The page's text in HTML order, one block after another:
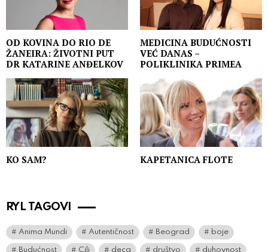
OD KOVINA DO RIO DE
ŽANEIRA: ŽIVOTNI PUT
DR KATARINE ANĐELKOV
MEDICINA BUDUĆNOSTI
VEĆ DANAS –
POLIKLINIKA PRIMEA
KO SAM? KAPETANICA FLOTE
RYL TAGOVI
Anima Mundi Autentičnost Beograd boje
Budućnost Cilj deca društvo duhovnost